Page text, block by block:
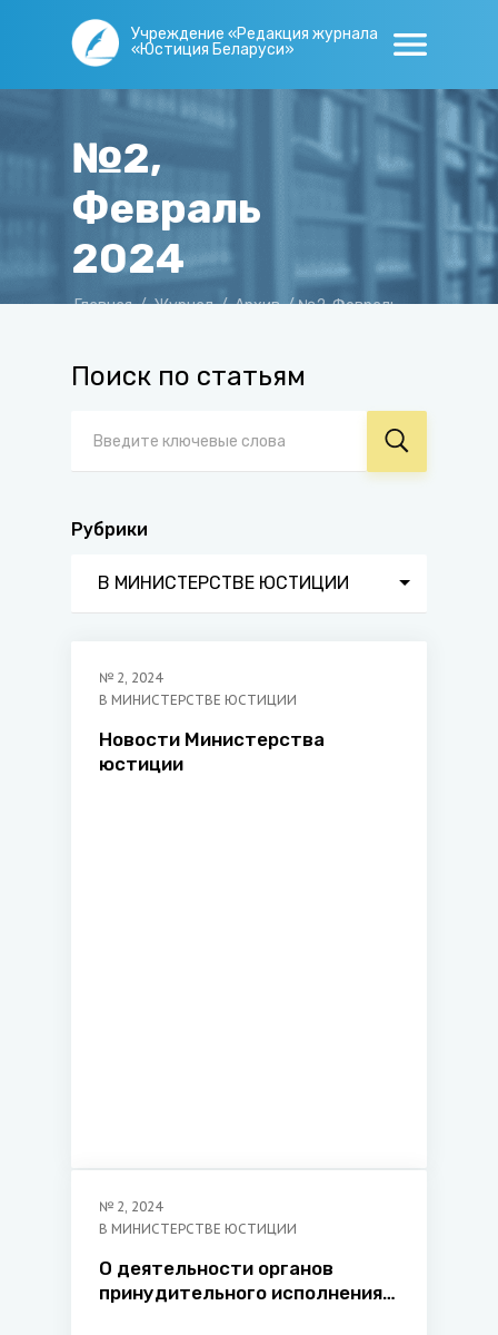
Учреждение «Редакция журнала
«Юстиция Беларуси»
№2,
Февраль
2024
Главная / Журнал / Архив /№2, Февраль
Поиск по статьям
Рубрики
В МИНИСТЕРСТВЕ ЮСТИЦИИ
№ 2, 2024
В МИНИСТЕРСТВЕ ЮСТИЦИИ
Новости Министерства
юстиции
№ 2, 2024
В МИНИСТЕРСТВЕ ЮСТИЦИИ
О деятельности органов
принудительного исполнения в